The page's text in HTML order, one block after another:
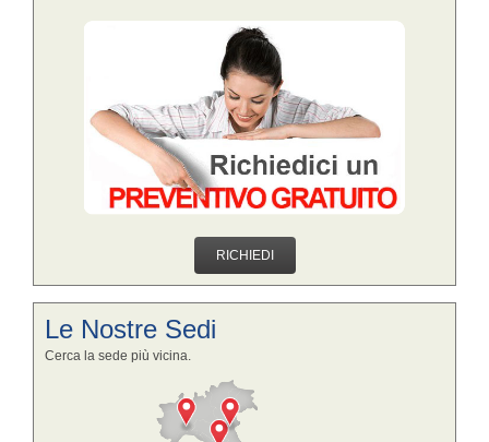
RICHIEDI
Le Nostre Sedi
Cerca la sede più vicina.